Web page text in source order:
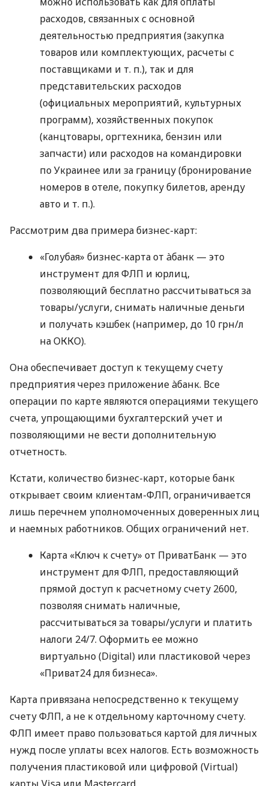
расходов, связанных с основной
деятельностью предприятия (закупка
товаров или комплектующих, расчеты с
поставщиками и т. п.), так и для
представительских расходов
(официальных мероприятий, культурных
программ), хозяйственных покупок
(канцтовары, оргтехника, бензин или
запчасти) или расходов на командировки
по Украинее или за границу (бронирование
номеров в отеле, покупку билетов, аренду
авто и т. п.).
Рассмотрим два примера бизнес-карт:
«Голубая» бизнес-карта от àбанк — это
инструмент для ФЛП и юрлиц,
позволяющий бесплатно рассчитываться за
товары/услуги, снимать наличные деньги
и получать кэшбек (например, до 10 грн/л
на ОККО).
Она обеспечивает доступ к текущему счету
предприятия через приложение àбанк. Все
операции по карте являются операциями текущего
счета, упрощающими бухгалтерский учет и
позволяющими не вести дополнительную
отчетность.
Кстати, количество бизнес-карт, которые банк
открывает своим клиентам-ФЛП, ограничивается
лишь перечнем уполномоченных доверенных лиц
и наемных работников. Общих ограничений нет.
Карта «Ключ к счету» от ПриватБанк — это
инструмент для ФЛП, предоставляющий
прямой доступ к расчетному счету 2600,
позволяя снимать наличные,
рассчитываться за товары/услуги и платить
налоги 24/7. Оформить ее можно
виртуально (Digital) или пластиковой через
«Приват24 для бизнеса».
Карта привязана непосредственно к текущему
счету ФЛП, а не к отдельному карточному счету.
ФЛП имеет право пользоваться картой для личных
нужд после уплаты всех налогов. Есть возможность
получения пластиковой или цифровой (Virtual)